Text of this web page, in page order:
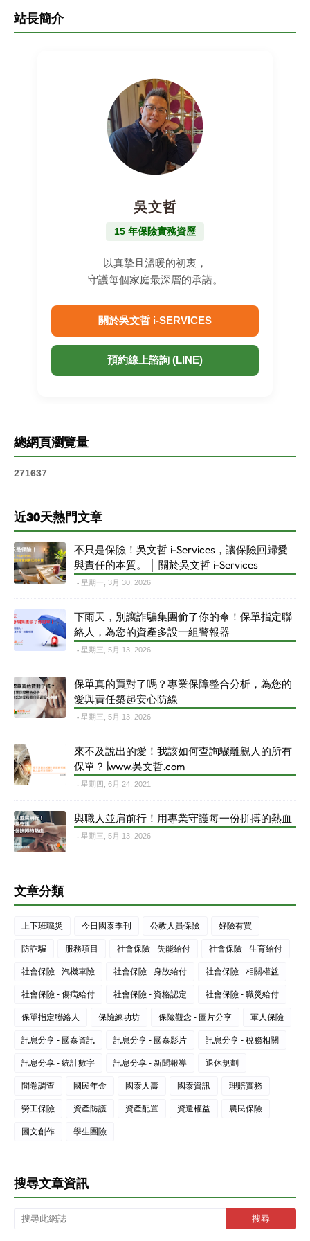
站長簡介
吳文哲
15 年保險實務資歷
以真摯且溫暖的初衷，
守護每個家庭最深層的承諾。
關於吳文哲 i-SERVICES
預約線上諮詢 (LINE)
總網頁瀏覽量
271637
近30天熱門文章
不只是保險！吳文哲 i-Services，讓保險回歸愛
與責任的本質。 │ 關於吳文哲 i-Services
星期一, 3月 30, 2026
下雨天，別讓詐騙集團偷了你的傘！保單指定聯
絡人，為您的資產多設一組警報器
星期三, 5月 13, 2026
保單真的買對了嗎？專業保障整合分析，為您的
愛與責任築起安心防線
星期三, 5月 13, 2026
來不及說出的愛！我該如何查詢驟離親人的所有
保單？∣www.吳文哲.com
星期四, 6月 24, 2021
與職人並肩前行！用專業守護每一份拼搏的熱血
星期三, 5月 13, 2026
文章分類
上下班職災 今日國泰季刊 公教人員保險 好險有買
防詐騙 服務項目 社會保險 - 失能給付 社會保險 - 生育給付
社會保險 - 汽機車險 社會保險 - 身故給付 社會保險 - 相關權益
社會保險 - 傷病給付 社會保險 - 資格認定 社會保險 - 職災給付
保單指定聯絡人 保險練功坊 保險觀念 - 圖片分享 軍人保險
訊息分享 - 國泰資訊 訊息分享 - 國泰影片 訊息分享 - 稅務相關
訊息分享 - 統計數字 訊息分享 - 新聞報導 退休規劃
問卷調查 國民年金 國泰人壽 國泰資訊 理賠實務
勞工保險 資產防護 資產配置 資遣權益 農民保險
圖文創作 學生團險
搜尋文章資訊